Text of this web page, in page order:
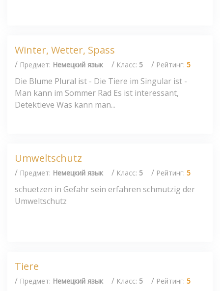
Winter, Wetter, Spass
/ Предмет: Немецкий язык / Класс: 5 / Рейтинг: 5
Die Blume Plural ist - Die Tiere im Singular ist -
Man kann im Sommer Rad Es ist interessant,
Detektieve Was kann man...
Umweltschutz
/ Предмет: Немецкий язык / Класс: 5 / Рейтинг: 5
schuetzen in Gefahr sein erfahren schmutzig der
Umweltschutz
Tiere
/ Предмет: Немецкий язык / Класс: 5 / Рейтинг: 5